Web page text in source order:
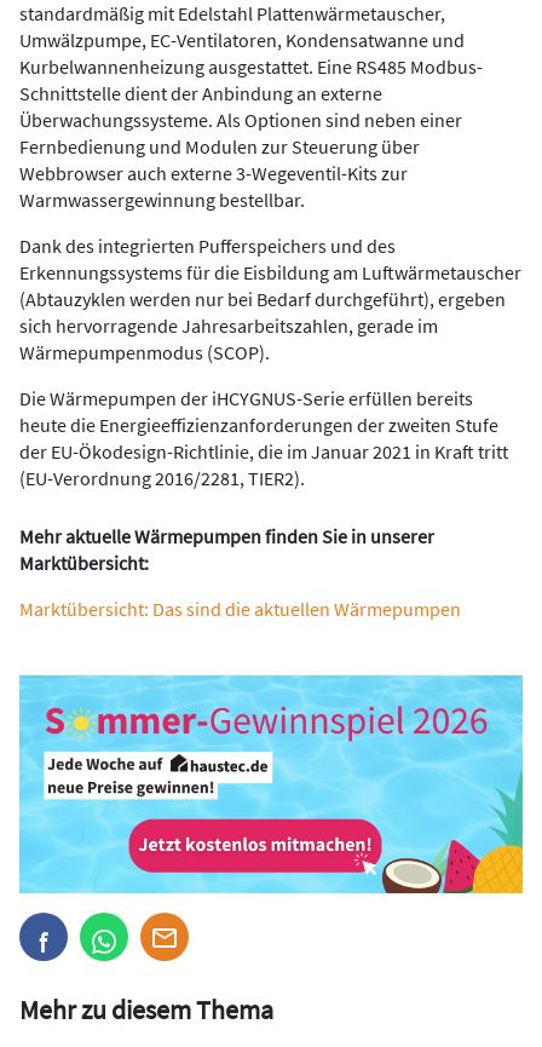
standardmäßig mit Edelstahl Plattenwärmetauscher,
Umwälzpumpe, EC-Ventilatoren, Kondensatwanne und
Kurbelwannenheizung ausgestattet. Eine RS485 Modbus-
Schnittstelle dient der Anbindung an externe
Überwachungssysteme. Als Optionen sind neben einer
Fernbedienung und Modulen zur Steuerung über
Webbrowser auch externe 3-Wegeventil-Kits zur
Warmwassergewinnung bestellbar.
Dank des integrierten Pufferspeichers und des
Erkennungssystems für die Eisbildung am Luftwärmetauscher
(Abtauzyklen werden nur bei Bedarf durchgeführt), ergeben
sich hervorragende Jahresarbeitszahlen, gerade im
Wärmepumpenmodus (SCOP).
Die Wärmepumpen der iHCYGNUS-Serie erfüllen bereits
heute die Energieeffizienzanforderungen der zweiten Stufe
der EU-Ökodesign-Richtlinie, die im Januar 2021 in Kraft tritt
(EU-Verordnung 2016/2281, TIER2).
Mehr aktuelle Wärmepumpen finden Sie in unserer
Marktübersicht:
Marktübersicht: Das sind die aktuellen Wärmepumpen
Mehr zu diesem Thema